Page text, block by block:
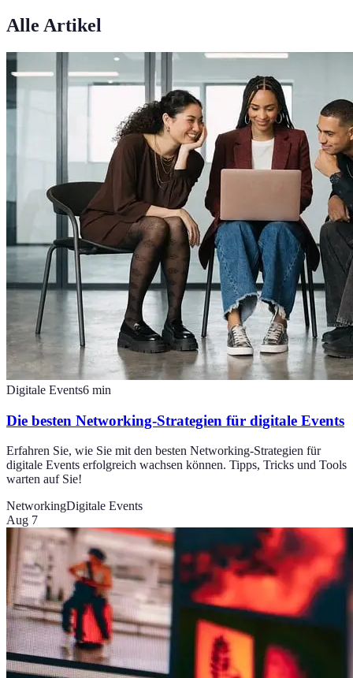
Alle Artikel
Digitale Events6 min
Die besten Networking-Strategien für digitale Events
Erfahren Sie, wie Sie mit den besten Networking-Strategien für
digitale Events erfolgreich wachsen können. Tipps, Tricks und Tools
warten auf Sie!
NetworkingDigitale Events
Aug 7